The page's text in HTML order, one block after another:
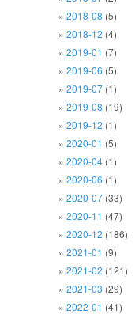
2018-08 (5)
2018-12 (4)
2019-01 (7)
2019-06 (5)
2019-07 (1)
2019-08 (19)
2019-12 (1)
2020-01 (5)
2020-04 (1)
2020-06 (1)
2020-07 (33)
2020-11 (47)
2020-12 (186)
2021-01 (9)
2021-02 (121)
2021-03 (29)
2022-01 (41)